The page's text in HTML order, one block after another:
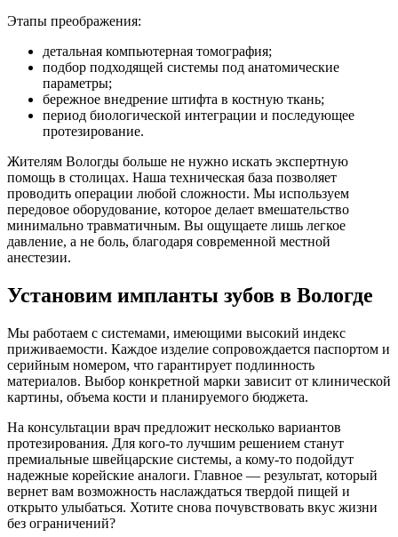
Этапы преображения:
детальная компьютерная томография;
подбор подходящей системы под анатомические
параметры;
бережное внедрение штифта в костную ткань;
период биологической интеграции и последующее
протезирование.
Жителям Вологды больше не нужно искать экспертную
помощь в столицах. Наша техническая база позволяет
проводить операции любой сложности. Мы используем
передовое оборудование, которое делает вмешательство
минимально травматичным. Вы ощущаете лишь легкое
давление, а не боль, благодаря современной местной
анестезии.
Установим импланты зубов в Вологде
Мы работаем с системами, имеющими высокий индекс
приживаемости. Каждое изделие сопровождается паспортом и
серийным номером, что гарантирует подлинность
материалов. Выбор конкретной марки зависит от клинической
картины, объема кости и планируемого бюджета.
На консультации врач предложит несколько вариантов
протезирования. Для кого-то лучшим решением станут
премиальные швейцарские системы, а кому-то подойдут
надежные корейские аналоги. Главное — результат, который
вернет вам возможность наслаждаться твердой пищей и
открыто улыбаться. Хотите снова почувствовать вкус жизни
без ограничений?